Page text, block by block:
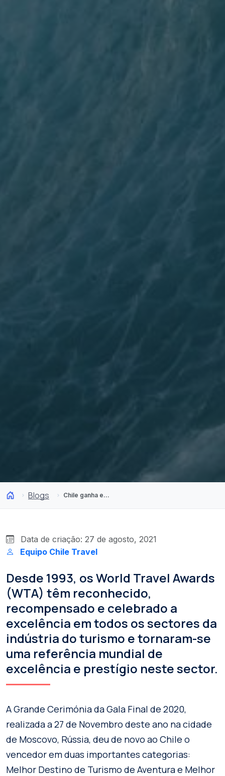
Blogs Chile ganha em duas categorias mundiais dos Prémios WTA 2020
Data de criação: 27 de agosto, 2021
Equipo Chile Travel
Desde 1993, os World Travel Awards
(WTA) têm reconhecido,
recompensado e celebrado a
excelência em todos os sectores da
indústria do turismo e tornaram-se
uma referência mundial de
excelência e prestígio neste sector.
A Grande Cerimónia da Gala Final de 2020,
realizada a 27 de Novembro deste ano na cidade
de Moscovo, Rússia, deu de novo ao Chile o
vencedor em duas importantes categorias:
Melhor Destino de Turismo de Aventura e Melhor